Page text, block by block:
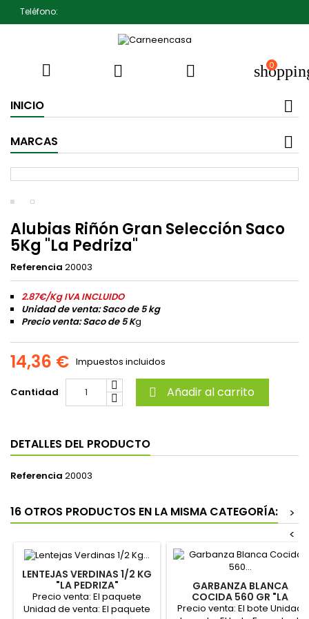
Teléfono:
   0
INICIO
MARCAS
Alubias Riñón Gran Selección Saco
5Kg "La Pedriza"
Referencia 20003
2.87€/Kg IVA INCLUIDO
Unidad de venta: Saco de 5 kg
Precio venta: Saco de 5 Kg
14,36 € Impuestos incluidos
Cantidad  Añadir al carrito
DETALLES DEL PRODUCTO
Referencia 20003
16 OTROS PRODUCTOS EN LA MISMA CATEGORÍA:
>
<
LENTEJAS VERDINAS 1/2 KG
"LA PEDRIZA"
Precio venta: El paquete
Unidad de venta: El paquete
GARBANZA BLANCA
COCIDA 560 GR "LA
PEDRIZA"
Precio venta: El bote Unidad